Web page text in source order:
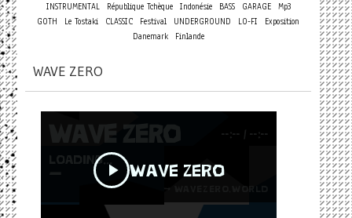
INSTRUMENTAL
République Tchèque Indonésie BASS GARAGE
Mp3
GOTH
Le Tostaki CLASSIC Festival UNDERGROUND LO-FI
Exposition
Danemark
Finlande
WAVE ZERO